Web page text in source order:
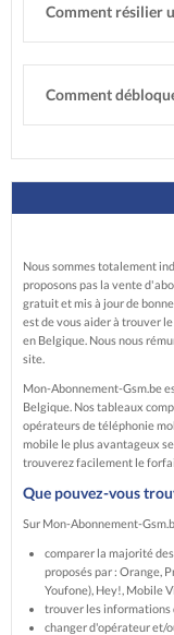
Comment résilier
Comment
Nous sommes totalement
proposons pas la vente
gratuit et mis à jour de
est de vous aider à trouver
en Belgique. Nous nous
site.
Mon-Abonnement-Gsm.be
Belgique. Nos tableaux
opérateurs de téléphonie
mobile le plus avantageux
trouverez facilement le
Que pouvez-vous
Sur Mon-Abonnement-
comparer la majorité
proposés par : Orange,
Youfone), Hey!, Mobile
trouver les informations
changer d'opérateur et/